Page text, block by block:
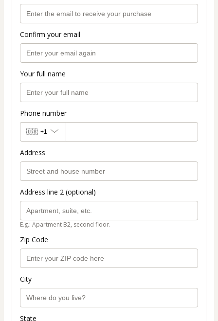
Confirm your email
Your full name
Phone number
🇺🇸 +1
Address
Address line 2 (optional)
E.g.: Apartment B2, second floor.
Zip Code
City
State